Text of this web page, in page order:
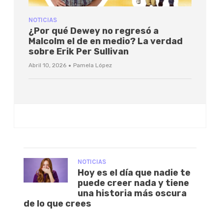
NOTICIAS
¿Por qué Dewey no regresó a
Malcolm el de en medio? La verdad
sobre Erik Per Sullivan
Abril 10, 2026 · Pamela López
NOTICIAS
Hoy es el día que nadie te
puede creer nada y tiene
una historia más oscura
de lo que crees